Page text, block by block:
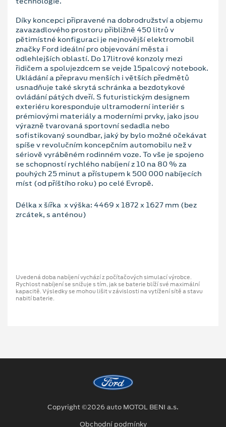
Díky koncepci připravené na dobrodružství a objemu
zavazadlového prostoru přibližně 450 litrů v
pětimístné konfiguraci je nejnovější elektromobil
značky Ford ideální pro objevování města i
odlehlejších oblastí. Do 17litrové konzoly mezi
řidičem a spolujezdcem se vejde 15palcový notebook.
Ukládání a přepravu menších i větších předmětů
usnadňuje také skrytá schránka a bezdotykové
ovládání pátých dveří. S futuristickým designem
exteriéru koresponduje ultramoderní interiér s
prémiovými materiály a moderními prvky, jako jsou
výrazně tvarovaná sportovní sedadla nebo
sofistikovaný soundbar, jaký by bylo možné očekávat
spíše v revolučním koncepčním automobilu než v
sériově vyráběném rodinném voze. To vše je spojeno
se schopností rychlého nabíjení z 10 na 80 % za
pouhých 25 minut a přístupem k 500 000 nabíjecích
míst (od příštího roku) po celé Evropě.
Délka x šířka x výška: 4469 x 1872 x 1627 mm (bez
zrcátek, s anténou)
Uvedená doba nabíjení vychází z počítačových simulací výrobce.
Rychlost nabíjení se snižuje s tím, jak se baterie blíží své maximální
kapacitě. Výsledky se mohou lišit v závislosti na vytížení sítě a stavu
nabití baterie.
Copyright ©2026 auto MOTOL BENI a.s.
Obchodní podmínky